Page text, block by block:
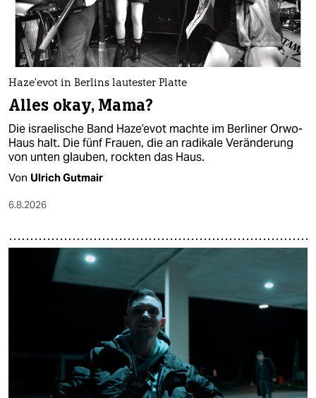
Haze’evot in Berlins lautester Platte
Alles okay, Mama?
Die israelische Band Haze’evot machte im Berliner Orwo-
Haus halt. Die fünf Frauen, die an radikale Veränderung
von unten glauben, rockten das Haus.
Von Ulrich Gutmair
6.8.2026